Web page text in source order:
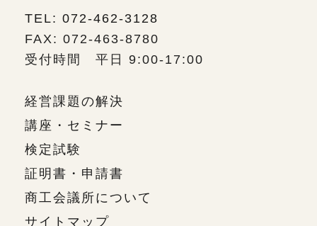
TEL: 072-462-3128
FAX: 072-463-8780
受付時間 平日 9:00-17:00
経営課題の解決
講座・セミナー
検定試験
証明書・申請書
商工会議所について
サイトマップ